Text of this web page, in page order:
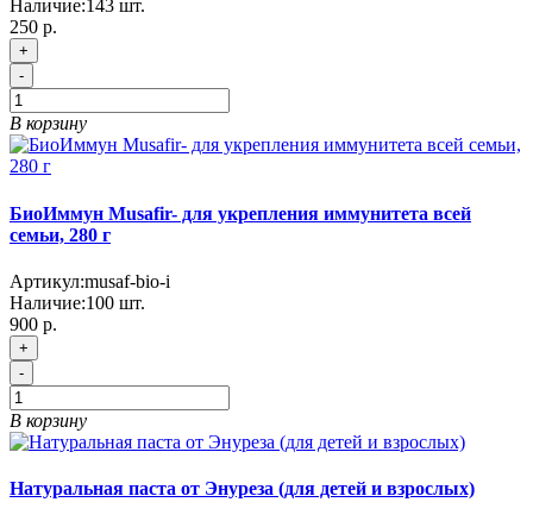
Наличие:143 шт.
250 р.
+
-
В корзину
БиоИммун Musafir- для укрепления иммунитета всей
семьи, 280 г
Артикул:musaf-bio-i
Наличие:100 шт.
900 р.
+
-
В корзину
Натуральная паста от Энуреза (для детей и взрослых)